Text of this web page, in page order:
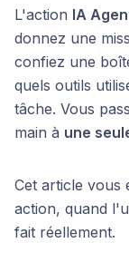
L'action IA
donnez une
confiez une
quels outils
tâche. Vous
main à une
Cet article vous
action, quand
fait réellement.